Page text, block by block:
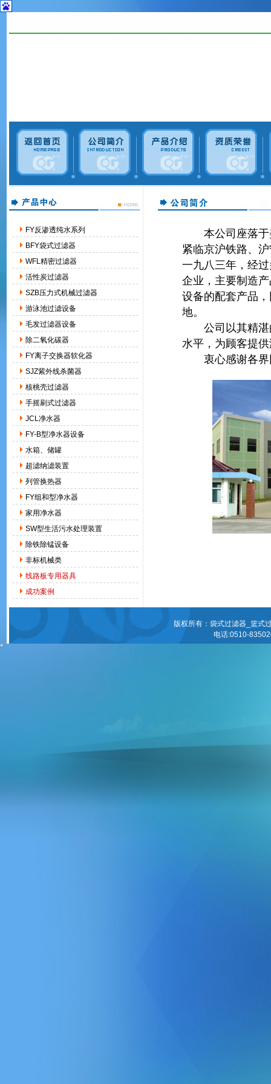
FY反渗透纯水系列
BFY袋式过滤器
WFL精密过滤器
活性炭过滤器
SZB压力式机械过滤器
游泳池过滤设备
毛发过滤器设备
除二氧化碳器
FY离子交换器软化器
SJZ紫外线杀菌器
核桃壳过滤器
手摇刷式过滤器
JCL净水器
FY-B型净水器设备
水箱、储罐
超滤纳滤装置
列管换热器
FY组和型净水器
家用净水器
SW型生活污水处理装置
除铁除锰设备
非标机械类
线路板专用器具
成功案例
本公司座落于
紧临京沪铁路、
一九八三年，经
企业，主要制造
设备的配套产品
地。
公司以其精湛
水平，为顾客提
衷心感谢各界
版权所有：袋式过滤器_篮式
电话:0510-